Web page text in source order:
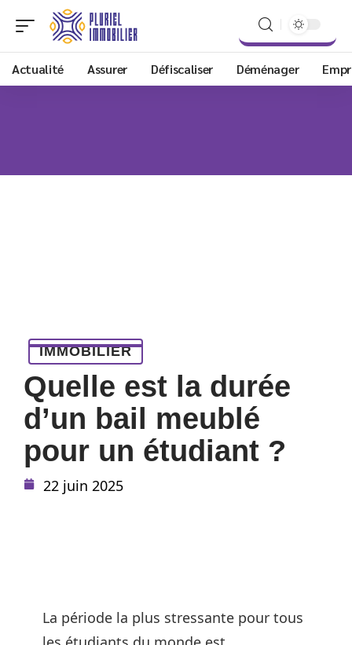
Actualité Assurer Défiscaliser Déménager
IMMOBILIER
Quelle est la durée
d’un bail meublé
pour un étudiant ?
22 juin 2025
La période la plus stressante pour tous